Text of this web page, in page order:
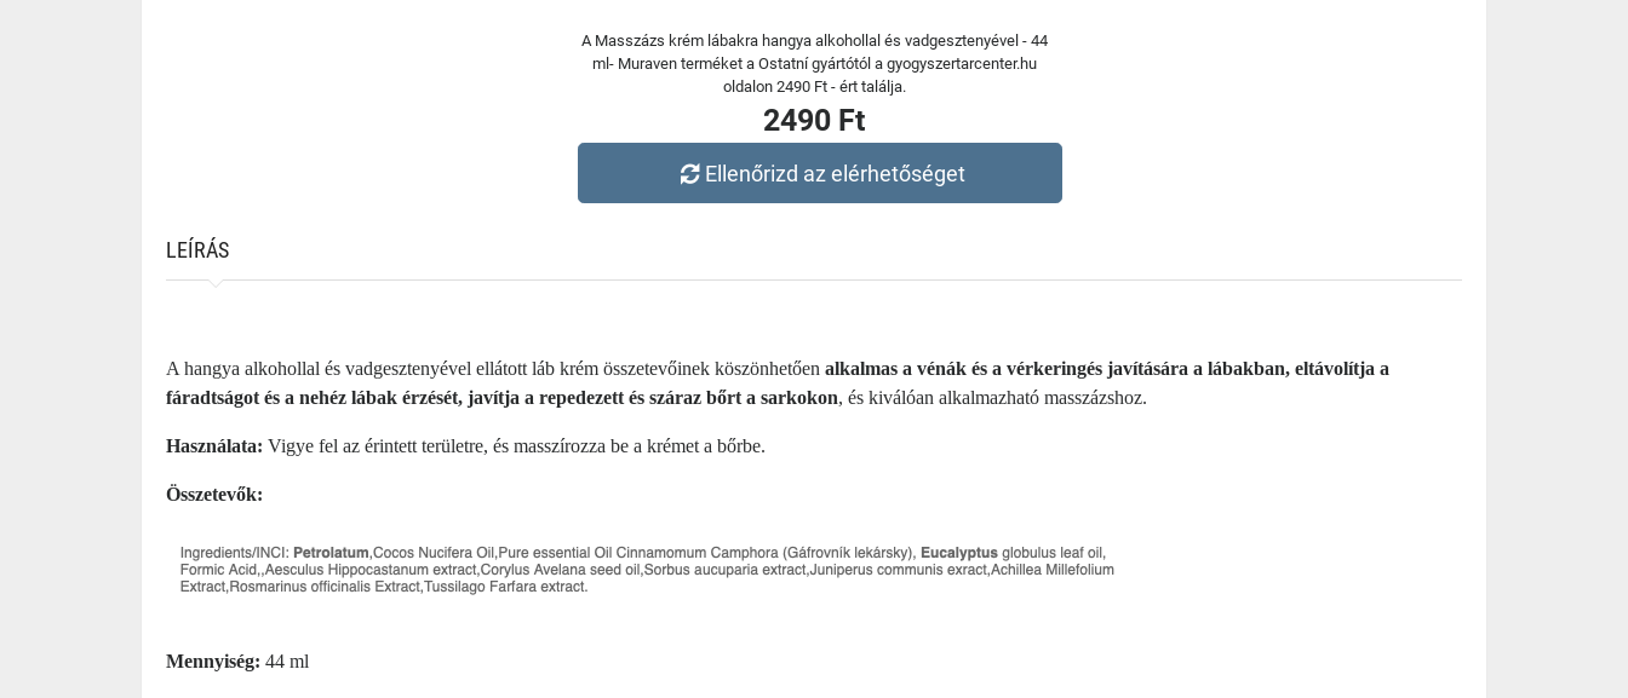
A Masszázs krém lábakra hangya alkohollal és vadgesztenyével - 44
ml- Muraven terméket a Ostatní gyártótól a gyogyszertarcenter.hu
oldalon 2490 Ft - ért találja.
2490 Ft
Ellenőrizd az elérhetőséget
LEÍRÁS
A hangya alkohollal és vadgesztenyével ellátott láb krém összetevőinek köszönhetően alkalmas a vénák és a vérkeringés javítására a lábakban, eltávolítja a
fáradtságot és a nehéz lábak érzését, javítja a repedezett és száraz bőrt a sarkokon, és kiválóan alkalmazható masszázshoz.
Használata: Vigye fel az érintett területre, és masszírozza be a krémet a bőrbe.
Összetevők:
Mennyiség: 44 ml